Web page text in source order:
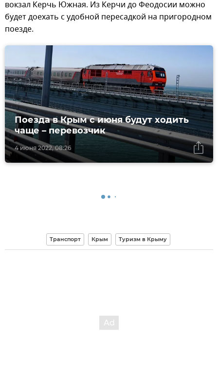
вокзал Керчь Южная. Из Керчи до Феодосии можно
будет доехать с удобной пересадкой на пригородном
поезде.
4 июня 2022, 08:26
Поезда в Крым с июня будут ходить
чаще – перевозчик
Транспорт Крым Туризм в Крыму